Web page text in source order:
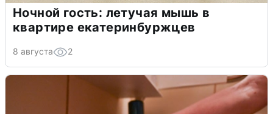
Ночной гость: летучая мышь в
квартире екатеринбуржцев
8 августа 2